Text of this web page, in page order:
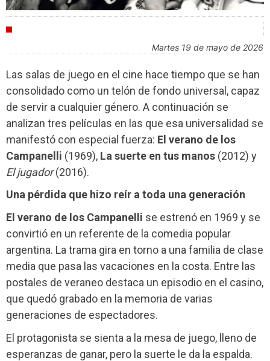
martes 19 de mayo de 2026
Las salas de juego en el cine hace tiempo que se han
consolidado como un telón de fondo universal, capaz
de servir a cualquier género. A continuación se
analizan tres películas en las que esa universalidad se
manifestó con especial fuerza: El verano de los
Campanelli (1969), La suerte en tus manos (2012) y
El jugador(2016).
Una pérdida que hizo reír a toda una generación
El verano de los Campanelli se estrenó en 1969 y se
convirtió en un referente de la comedia popular
argentina. La trama gira en torno a una familia de clase
media que pasa las vacaciones en la costa. Entre las
postales de veraneo destaca un episodio en el casino,
que quedó grabado en la memoria de varias
generaciones de espectadores.
El protagonista se sienta a la mesa de juego, lleno de
esperanzas de ganar, pero la suerte le da la espalda.